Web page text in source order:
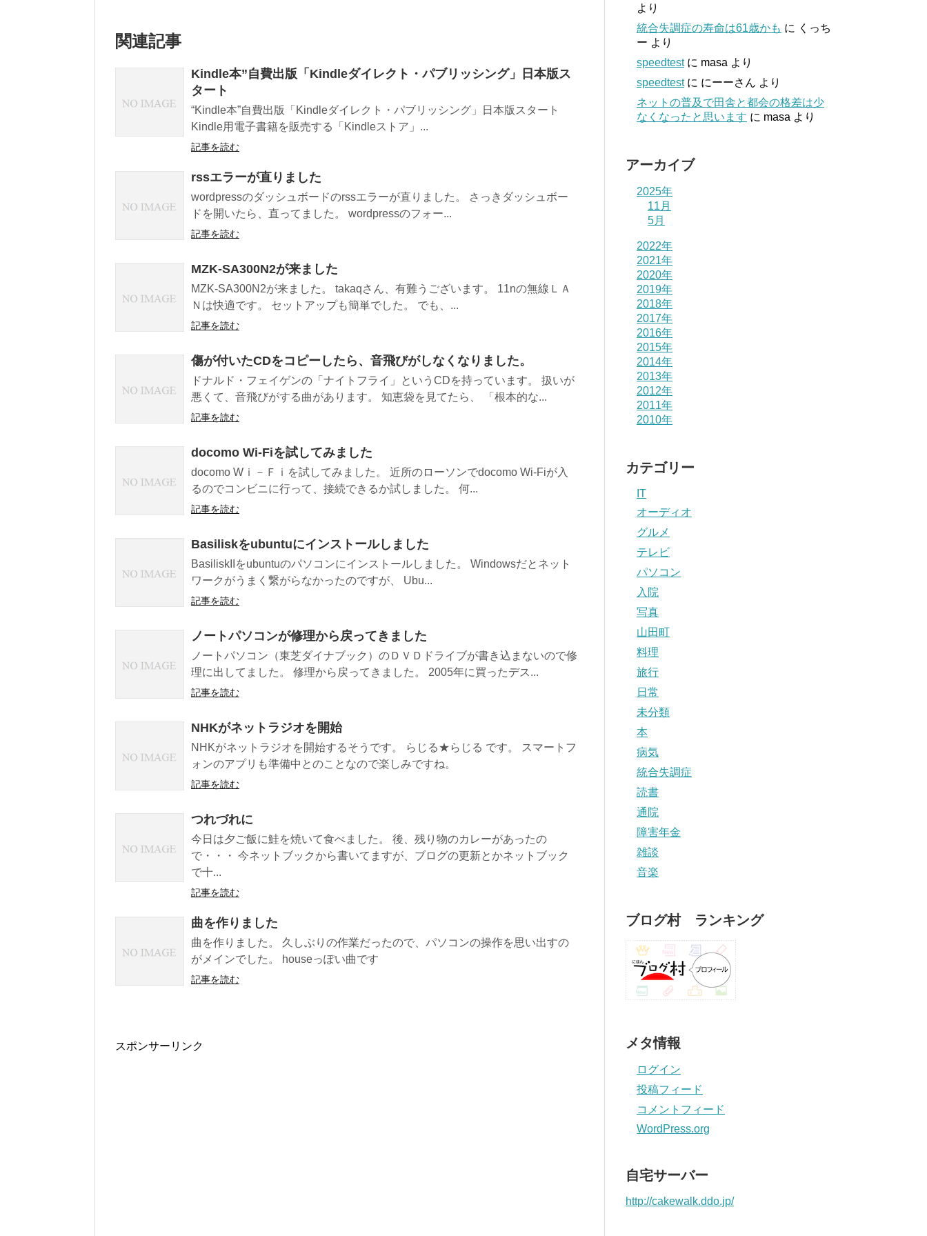
関連記事
Kindle本”自費出版「Kindleダイレクト・パブリッシング」日本版ス
タート
“Kindle本”自費出版「Kindleダイレクト・パブリッシング」日本版スタート
Kindle用電子書籍を販売する「Kindleストア」...
記事を読む
rssエラーが直りました
wordpressのダッシュボードのrssエラーが直りました。 さっきダッシュボー
ドを開いたら、直ってました。 wordpressのフォー...
記事を読む
MZK-SA300N2が来ました
MZK-SA300N2が来ました。 takaqさん、有難うございます。 11nの無線ＬＡ
Ｎは快適です。 セットアップも簡単でした。 でも、...
記事を読む
傷が付いたCDをコピーしたら、音飛びがしなくなりました。
ドナルド・フェイゲンの「ナイトフライ」というCDを持っています。 扱いが
悪くて、音飛びがする曲があります。 知恵袋を見てたら、 「根本的な...
記事を読む
docomo Wi-Fiを試してみました
docomo Wｉ－Ｆｉを試してみました。 近所のローソンでdocomo Wi-Fiが入
るのでコンビニに行って、接続できるか試しました。 何...
記事を読む
Basiliskをubuntuにインストールしました
BasiliskIIをubuntuのパソコンにインストールしました。 Windowsだとネット
ワークがうまく繋がらなかったのですが、 Ubu...
記事を読む
ノートパソコンが修理から戻ってきました
ノートパソコン（東芝ダイナブック）のＤＶＤドライブが書き込まないので修
理に出してました。 修理から戻ってきました。 2005年に買ったデス...
記事を読む
NHKがネットラジオを開始
NHKがネットラジオを開始するそうです。 らじる★らじる です。 スマートフ
ォンのアプリも準備中とのことなので楽しみですね。
記事を読む
つれづれに
今日は夕ご飯に鮭を焼いて食べました。 後、残り物のカレーがあったの
で・・・ 今ネットブックから書いてますが、ブログの更新とかネットブック
で十...
記事を読む
曲を作りました
曲を作りました。 久しぶりの作業だったので、パソコンの操作を思い出すの
がメインでした。 houseっぽい曲です
記事を読む
スポンサーリンク
より
統合失調症の寿命は61歳かも に くっち
ー より
speedtestに masa より
speedtestに にーーさん より
ネットの普及で田舎と都会の格差は少
なくなったと思います に masa より
アーカイブ
2025年
11月
5月
2022年
2021年
2020年
2019年
2018年
2017年
2016年
2015年
2014年
2013年
2012年
2011年
2010年
カテゴリー
IT
オーディオ
グルメ
テレビ
パソコン
入院
写真
山田町
料理
旅行
日常
未分類
本
病気
統合失調症
読書
通院
障害年金
雑談
音楽
ブログ村 ランキング
メタ情報
ログイン
投稿フィード
コメントフィード
WordPress.org
自宅サーバー
http://cakewalk.ddo.jp/